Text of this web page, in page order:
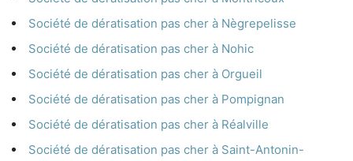
Société de dératisation pas cher à Nègrepelisse
Société de dératisation pas cher à Nohic
Société de dératisation pas cher à Orgueil
Société de dératisation pas cher à Pompignan
Société de dératisation pas cher à Réalville
Société de dératisation pas cher à Saint-Antonin-